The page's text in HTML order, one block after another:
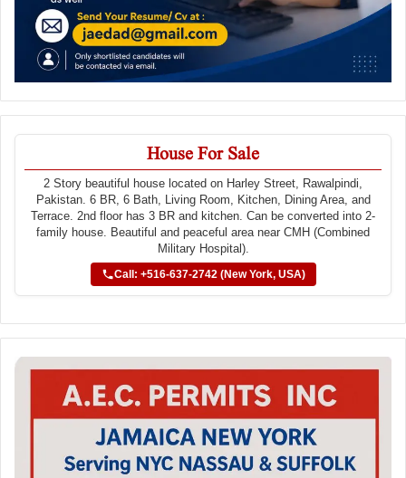
House For Sale
2 Story beautiful house located on Harley Street, Rawalpindi,
Pakistan. 6 BR, 6 Bath, Living Room, Kitchen, Dining Area, and
Terrace. 2nd floor has 3 BR and kitchen. Can be converted into 2-
family house. Beautiful and peaceful area near CMH (Combined
Military Hospital).
Call: +516-637-2742 (New York, USA)